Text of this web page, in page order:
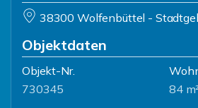
38300 Wolfenbüttel -
Objektdaten
Objekt-Nr.
730345
84